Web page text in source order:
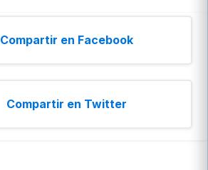
Compartir en Facebook
Compartir en Twitter